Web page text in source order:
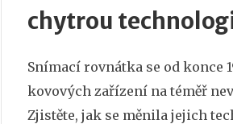
chytrou
Snímací rovnátka se od konce
kovových zařízení na téměř
Zjistěte, jak se měnila jejich